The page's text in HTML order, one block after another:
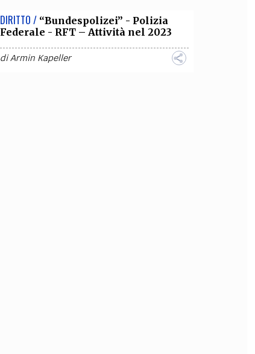
DIRITTO / “Bundespolizei” - Polizia
Federale - RFT – Attività nel 2023
diArmin Kapeller